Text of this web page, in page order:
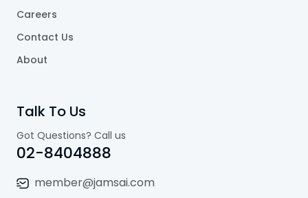
Careers
Contact Us
About
Talk To Us
Got Questions? Call us
02-8404888
member@jamsai.com